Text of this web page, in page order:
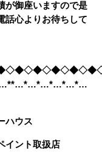
が御座いますので是
話心よりお待ちして
ハウス
イント取扱店